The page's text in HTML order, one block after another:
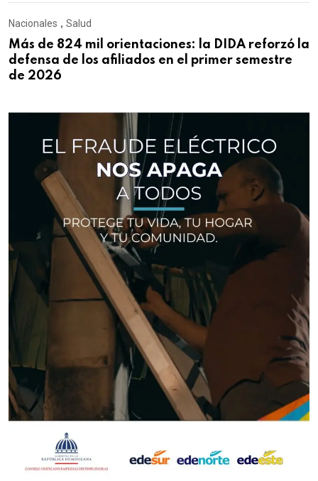
Nacionales , Salud
Más de 824 mil orientaciones: la DIDA reforzó la
defensa de los afiliados en el primer semestre
de 2026